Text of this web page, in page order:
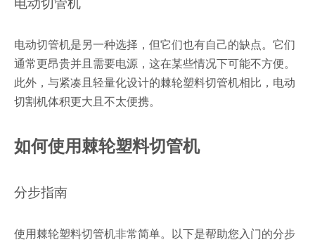
电动切管机
电动切管机是另一种选择，但它们也有自己的缺点。它们
通常更昂贵并且需要电源，这在某些情况下可能不方便。
此外，与紧凑且轻量化设计的棘轮塑料切管机相比，电动
切割机体积更大且不太便携。
如何使用棘轮塑料切管机
分步指南
使用棘轮塑料切管机非常简单。以下是帮助您入门的分步